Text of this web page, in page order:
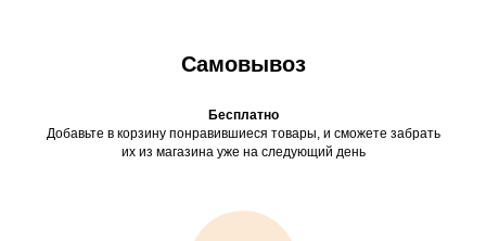
Самовывоз
Бесплатно
Добавьте в корзину понравившиеся товары, и сможете забрать
их из магазина уже на следующий день